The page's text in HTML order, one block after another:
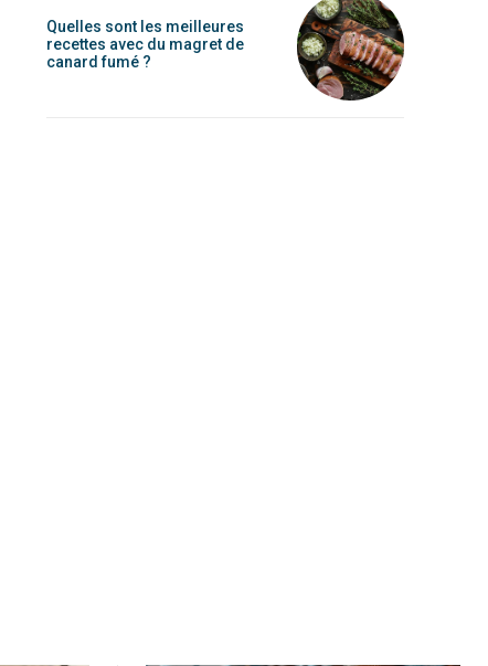
Quelles sont les meilleures
recettes avec du magret de
canard fumé ?